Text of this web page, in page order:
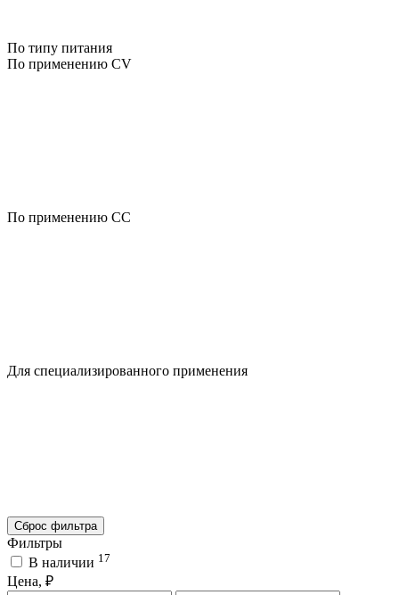
По типу питания
По применению CV
По применению CC
Для специализированного применения
Сброс фильтра
Фильтры
В наличии 17
Цена, ₽